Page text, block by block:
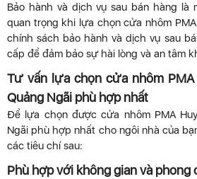
Bảo hành và dịch vụ sau bán hàng là
quan trọng khi lựa chọn cửa nhôm
chính sách bảo hành và dịch vụ sau
cấp để đảm bảo sự hài lòng và an tâm
Tư vấn lựa chọn cửa nhôm PMA
Quảng Ngãi phù hợp nhất
Để lựa chọn được cửa nhôm PMA
Ngãi phù hợp nhất cho ngôi nhà của
các tiêu chí sau:
Phù hợp với không gian và phong